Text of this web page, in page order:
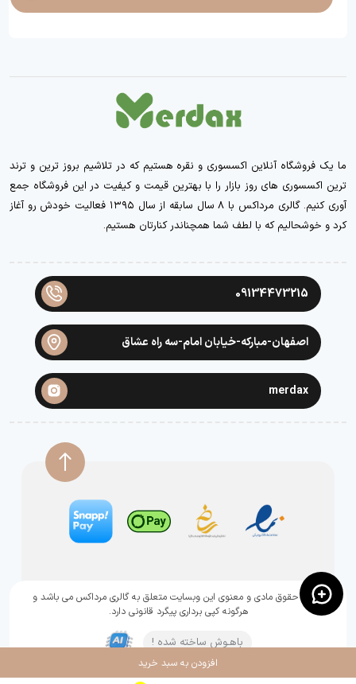
ما یک فروشگاه آنلاین اکسسوری و نقره هستیم که در تلاشیم بروز ترین و ترند
ترین اکسسوری های روز بازار را با بهترین قیمت و کیفیت در این فروشگاه جمع
آوری کنیم. گالری مرداکس با ۸ سال سابقه از سال ۱۳۹۵ فعالیت خودش رو آغاز
کرد و خوشحالیم که با لطف شما همچناندر کنارتان هستیم.
09134473215
اصفهان-مبارکه-خیابان امام-سه راه عشاق
merdax
تمامی حقوق مادی و معنوی این وبسایت متعلق به گالری مرداکس می باشد و
هرگونه کپی برداری پیگرد قانونی دارد.
باهـوش ساخته شده !
افزودن به سبد خرید